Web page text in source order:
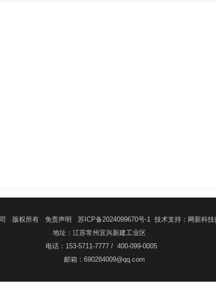
司 版权所有 免责声明 苏ICP备2024099670号-1 技术支持 ： 网新科技(
地址：江苏常州宜兴新建工业区
电话：153-5711-7777 / 400-099-0005
邮箱：690284009@qq.com